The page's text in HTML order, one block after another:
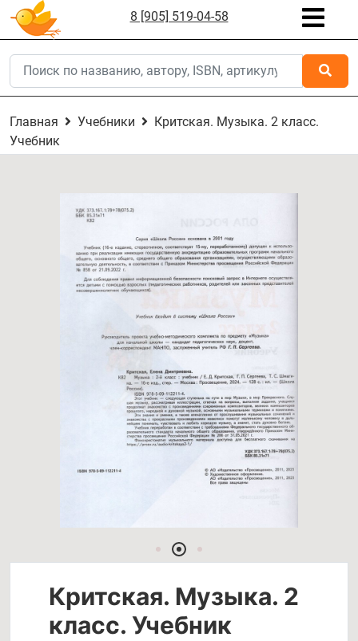
8 [905] 519-04-58
Главная Учебники
Критская. Музыка. 2 класс.
Учебник
Критская. Музыка. 2
класс. Учебник